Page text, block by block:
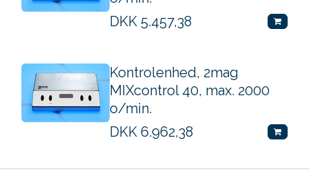
DKK 5.457,38
Kontrolenhed, 2mag
MIXcontrol 40, max. 2000
o/min.
DKK 6.962,38